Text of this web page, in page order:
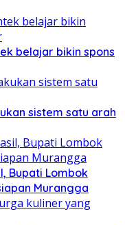
belajar bikin spons
sistem satu arah
Bupati Lombok
Murangga